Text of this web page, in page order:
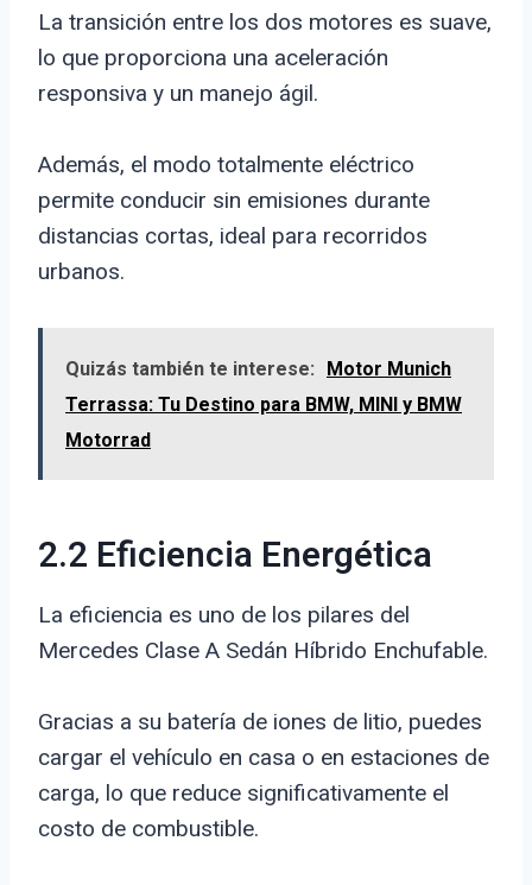
La transición entre los dos motores es suave,
lo que proporciona una aceleración
responsiva y un manejo ágil.
Además, el modo totalmente eléctrico
permite conducir sin emisiones durante
distancias cortas, ideal para recorridos
urbanos.
Quizás también te interese:
Motor Munich
Terrassa: Tu Destino para BMW, MINI y BMW
Motorrad
2.2 Eficiencia Energética
La eficiencia es uno de los pilares del
Mercedes Clase A Sedán Híbrido Enchufable.
Gracias a su batería de iones de litio, puedes
cargar el vehículo en casa o en estaciones de
carga, lo que reduce significativamente el
costo de combustible.